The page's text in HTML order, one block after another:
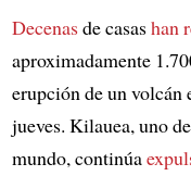
Decenasde casashan
aproximadamente
erupción de un volcán
jueves. Kilauea, uno
mundo, continúa